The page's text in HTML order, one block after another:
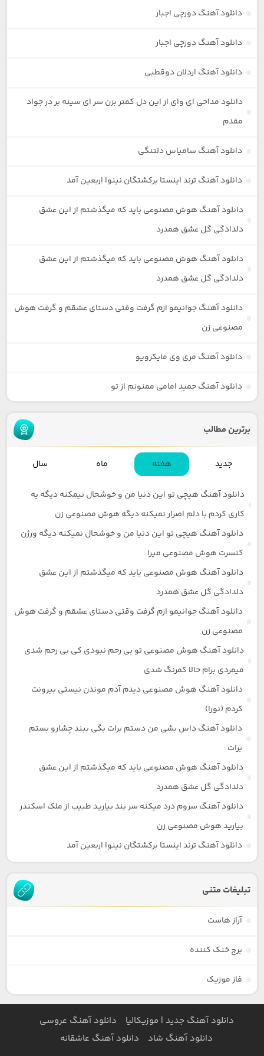
دانلود آهنگ دورچی اجبار
دانلود آهنگ دورچی اجبار
دانلود آهنگ اردلان دوقطبی
دانلود مداحی ای وای از این دل کمتر بزن سر ای سینه بر در جواد
مقدم
دانلود آهنگ سامیاس دلتنگی
دانلود آهنگ ترند اینستا برکشتگان نینوا اربعین آمد
دانلود آهنگ هوش مصنوعی باید که میگذشتم از این عشق
دلدادگی گل عشق همدرد
دانلود آهنگ هوش مصنوعی باید که میگذشتم از این عشق
دلدادگی گل عشق همدرد
دانلود آهنگ جوانیمو ازم گرفت وقتی دستای عشقم و گرفت هوش
مصنوعی زن
دانلود آهنگ مری وی مایکرویو
دانلود آهنگ حمید امامی ممنونم از تو
برترین مطالب
جدید هفته ماه سال
دانلود آهنگ هیچی تو این دنیا من و خوشحال نیمکنه دیگه یه
کاری کردم با دلم اصرار نمیکنه دیگه هوش مصنوعی زن
دانلود آهنگ هیچی تو این دنیا من و خوشحال نمیکنه دیگه ورژن
کنسرت هوش مصنوعی میرا
دانلود آهنگ هوش مصنوعی باید که میگذشتم از این عشق
دلدادگی گل عشق همدرد
دانلود آهنگ جوانیمو ازم گرفت وقتی دستای عشقم و گرفت هوش
مصنوعی زن
دانلود آهنگ هوش مصنوعی تو بی رحم نبودی کی بی رحم شدی
میمردی برام حالا کمرنگ شدی
دانلود آهنگ هوش مصنوعی دیدم آدم موندن نیستی بیرونت
کردم (نورا)
دانلود آهنگ داس بشی من دستم برات بگی ببند چشارو بستم
برات
دانلود آهنگ هوش مصنوعی باید که میگذشتم از این عشق
دلدادگی گل عشق همدرد
دانلود آهنگ سروم درد میکنه سر بند بیارید طبیب از ملک اسکندر
بیارید هوش مصنوعی زن
دانلود آهنگ ترند اینستا برکشتگان نینوا اربعین آمد
تبلیغات متنی
آراز هاست
برج خنک کننده
فاز موزیک
دانلود آهنگ جدید | موزیکالیا
دانلود آهنگ عروسی
دانلود آهنگ شاد
دانلود آهنگ عاشقانه